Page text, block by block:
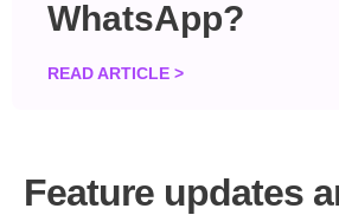
WhatsApp?
READ ARTICLE >
Feature updates